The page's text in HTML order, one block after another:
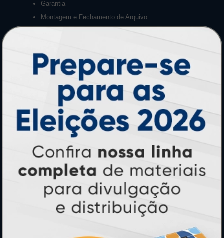
Garantia
Montagem e Fechamento de Arquivo
HORÁRIOS
8:30h às 12h e 13h às 17:00h (dias úteis).
Telefones:
(41) 4063-6060
(11) 3090-0035
Mensagens:
Horário: 8:30h às 12h e 13h às 17:00h (dias
úteis).